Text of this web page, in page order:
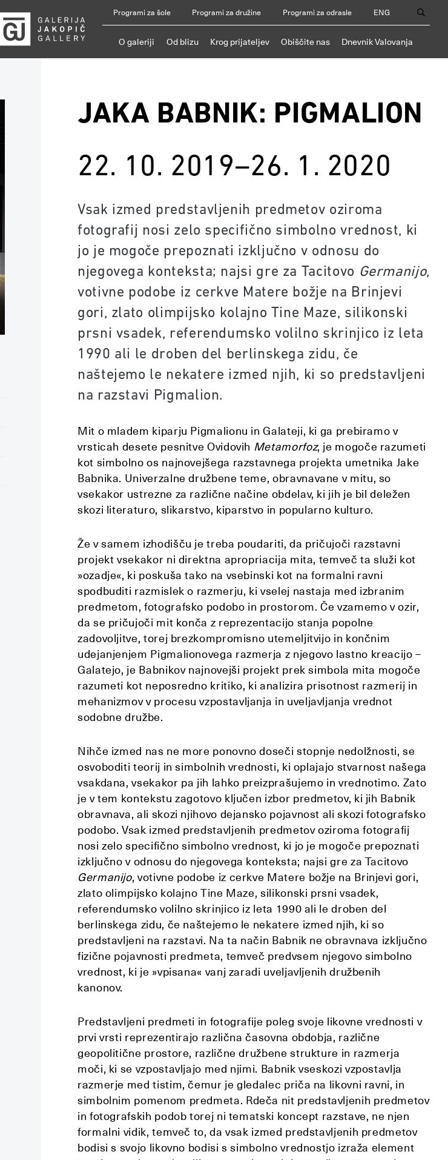
Programi za šole Programi za družine Programi za odrasle ENG
O galeriji Od blizu Krog prijateljev Obiščite nas Dnevnik Valovanja
JAKA BABNIK: PIGMALION
22. 10. 2019–26. 1. 2020
Vsak izmed predstavljenih predmetov oziroma
fotografij nosi zelo specifično simbolno vrednost, ki
jo je mogoče prepoznati izključno v odnosu do
njegovega konteksta; najsi gre za Tacitovo Germanijo,
votivne podobe iz cerkve Matere božje na Brinjevi
gori, zlato olimpijsko kolajno Tine Maze, silikonski
prsni vsadek, referendumsko volilno skrinjico iz leta
1990 ali le droben del berlinskega zidu, če
naštejemo le nekatere izmed njih, ki so predstavljeni
na razstavi Pigmalion.
Mit o mladem kiparju Pigmalionu in Galateji, ki ga prebiramo v
vrsticah desete pesnitve Ovidovih Metamorfoz, je mogoče razumeti
kot simbolno os najnovejšega razstavnega projekta umetnika Jake
Babnika. Univerzalne družbene teme, obravnavane v mitu, so
vsekakor ustrezne za različne načine obdelav, ki jih je bil deležen
skozi literaturo, slikarstvo, kiparstvo in popularno kulturo.
Že v samem izhodišču je treba poudariti, da pričujoči razstavni
projekt vsekakor ni direktna apropriacija mita, temveč ta služi kot
»ozadje«, ki poskuša tako na vsebinski kot na formalni ravni
spodbuditi razmislek o razmerju, ki vselej nastaja med izbranim
predmetom, fotografsko podobo in prostorom. Če vzamemo v ozir,
da se pričujoči mit konča z reprezentacijo stanja popolne
zadovoljitve, torej brezkompromisno utemeljitvijo in končnim
udejanjenjem Pigmalionovega razmerja z njegovo lastno kreacijo –
Galatejo, je Babnikov najnovejši projekt prek simbola mita mogoče
razumeti kot neposredno kritiko, ki analizira prisotnost razmerij in
mehanizmov v procesu vzpostavljanja in uveljavljanja vrednot
sodobne družbe.
Nihče izmed nas ne more ponovno doseči stopnje nedolžnosti, se
osvoboditi teorij in simbolnih vrednosti, ki oplajajo stvarnost našega
vsakdana, vsekakor pa jih lahko preizprašujemo in vrednotimo. Zato
je v tem kontekstu zagotovo ključen izbor predmetov, ki jih Babnik
obravnava, ali skozi njihovo dejansko pojavnost ali skozi fotografsko
podobo. Vsak izmed predstavljenih predmetov oziroma fotografij
nosi zelo specifično simbolno vrednost, ki jo je mogoče prepoznati
izključno v odnosu do njegovega konteksta; najsi gre za Tacitovo
Germanijo, votivne podobe iz cerkve Matere božje na Brinjevi gori,
zlato olimpijsko kolajno Tine Maze, silikonski prsni vsadek,
referendumsko volilno skrinjico iz leta 1990 ali le droben del
berlinskega zidu, če naštejemo le nekatere izmed njih, ki so
predstavljeni na razstavi. Na ta način Babnik ne obravnava izključno
fizične pojavnosti predmeta, temveč predvsem njegovo simbolno
vrednost, ki je »vpisana« vanj zaradi uveljavljenih družbenih
kanonov.
Predstavljeni predmeti in fotografije poleg svoje likovne vrednosti v
prvi vrsti reprezentirajo različna časovna obdobja, različne
geopolitične prostore, različne družbene strukture in razmerja
moči, ki se vzpostavljajo med njimi. Babnik vseskozi vzpostavlja
razmerje med tistim, čemur je gledalec priča na likovni ravni, in
simbolnim pomenom predmeta. Rdeča nit predstavljenih predmetov
in fotografskih podob torej ni tematski koncept razstave, ne njen
formalni vidik, temveč to, da vsak izmed predstavljenih predmetov
bodisi s svojo likovno bodisi s simbolno vrednostjo izraža element